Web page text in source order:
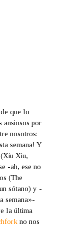
que lo
ansiosos por
nosotros:
semana! Y
Xiu,
-ah, ese no
(The
sótano) y -
semana»-
la última
no nos